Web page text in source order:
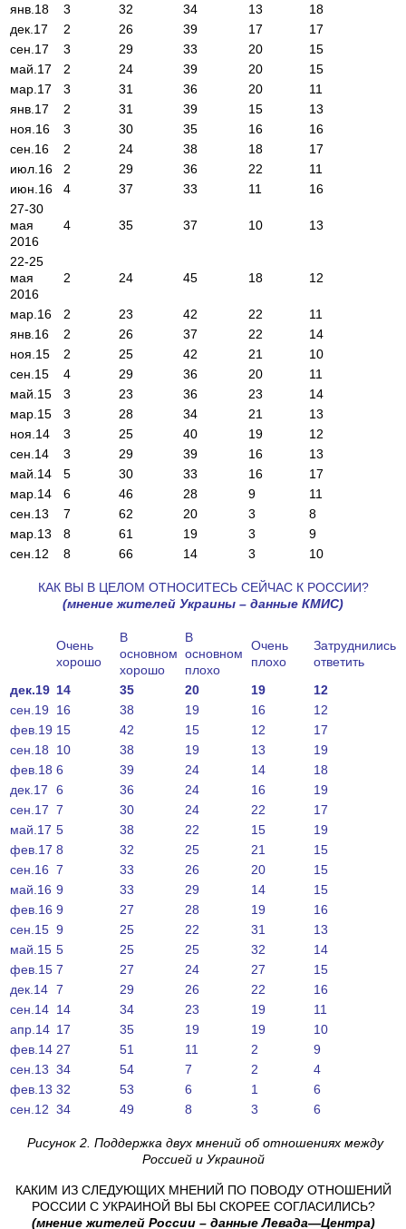
янв.18
3 32 34 13
18
дек.17
2 26 39 17
17
сен.17
3 29 33 20
15
май.17
2 24 39 20
15
мар.17
3 31 36 20
11
янв.17
2 31 39 15
13
ноя.16
3 30 35 16
16
сен.16
2 24 38 18
17
июл.16
2 29 36 22
11
июн.16
4 37 33 11
16
27-30
мая
2016
4 35 37 10 13
22-25
мая
2016
2 24 45 18 12
мар.16 2 23 42 22
11
янв.16
2 26 37 22
14
ноя.15
2 25 42 21
10
сен.15
4 29 36 20
11
май.15
3 23 36 23
14
мар.15
3 28 34 21
13
ноя.14
3 25 40 19
12
сен.14
3 29 39 16
13
май.14
5 30 33 16
17
мар.14
6 46 28 9
11
сен.13
7 62 20 3
8
мар.13
8 61 19 3
9
сен.12
8 66 14 3 10
КАК ВЫ В ЦЕЛОМ ОТНОСИТЕСЬ СЕЙЧАС К РОССИИ?
(мнение жителей Украины – данные КМИС)
Очень
хорошо
В
основном
хорошо
В
основном
плохо
Очень
плохо
Затруднились
ответить
дек.19 14 35 20 19
12
сен.19
16 38 19 16
12
фев.19 15 42 15 12
17
сен.18
10 38 19 13
19
фев.18 6 39 24 14
18
дек.17
6 36 24 16
19
сен.17 7 30 24 22
17
май.17 5 38 22 15
19
фев.17 8 32 25 21
15
сен.16 7 33 26 20
15
май.16 9 33 29 14
15
фев.16 9 27 28 19
16
сен.15 9 25 22 31
13
май.15 5 25 25 32
14
фев.15 7 27 24 27
15
дек.14 7 29 26 22
16
сен.14 14 34 23 19
11
апр.14 17 35 19 19
10
фев.14 27 51 11 2
9
сен.13 34 54 7 2
4
фев.13 32 53 6 1
6
сен.12 34 49 8 3 6
Рисунок2. Поддержка двух мнений об отношениях между
Россией и Украиной
КАКИМ ИЗ СЛЕДУЮЩИХ МНЕНИЙ ПО ПОВОДУ ОТНОШЕНИЙ
РОССИИ С УКРАИНОЙ ВЫ БЫ СКОРЕЕ СОГЛАСИЛИСЬ?
(мнение жителей России – данные Левада—Центра)